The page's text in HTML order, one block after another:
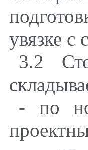
увязке с
3.2
- по